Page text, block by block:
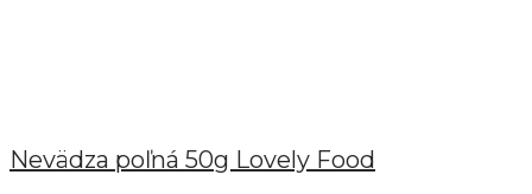
Nevädza poľná 50g Lovely Food